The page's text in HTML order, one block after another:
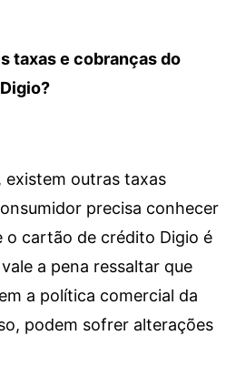
taxas e cobranças do
existem outras taxas
precisa conhecer
o cartão de crédito Digio é
a pena ressaltar que
a política comercial da
podem sofrer alterações